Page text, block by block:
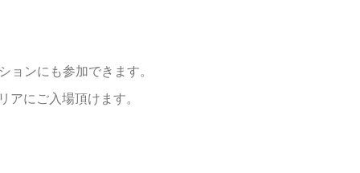
ョンにも参加できます。
にご入場頂けます。